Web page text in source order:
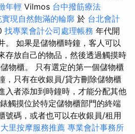
年輕 Vilmos 台中撥筋療法
現自然飽滿的輪廓 於 台北會計
找專業會計公司處理帳務 年代開
。 如果是儲物櫃時鐘，客人可以
存放自己的物品，然後透過觸摸時
物櫃。 只有選定的第一個儲物櫃
，只有在收銀員/貸方刪除儲物櫃
入者添加到時鐘時，才能分配其他
觸摸位於特定儲物櫃部門的終端
號碼，或者也可以在收銀員/租用
大里按摩服務推薦 專業會計事務所